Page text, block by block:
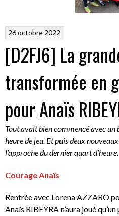
26 octobre 2022
[D2FJ6] La
transformée en
pour Anaïs
Tout avait bien commencé avec
heure de jeu. Et puis deux
l’approche du dernier quart
Courage Anaïs
Rentrée avec Lorena AZZARO
Anaïs RIBEYRA n’aura joué